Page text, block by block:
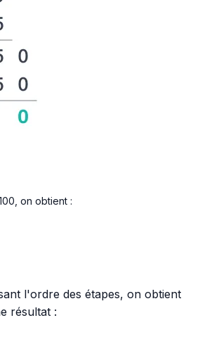
on obtient :
l'ordre des étapes, on obtient
résultat :